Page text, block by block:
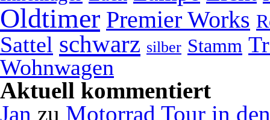
Oldtimer Premier Works
Sattel schwarz silber Stamm
Wohnwagen
Aktuell kommentiert
Jan zu Motorrad Tour in